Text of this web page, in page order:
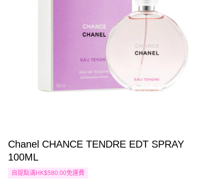
Chanel CHANCE TENDRE EDT SPRAY
100ML
自提點滿HK$580.00免運費